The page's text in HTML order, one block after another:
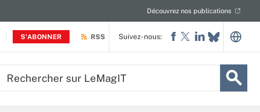
S'ABONNER
Découvrez nos publications
RSS Suivez-nous: